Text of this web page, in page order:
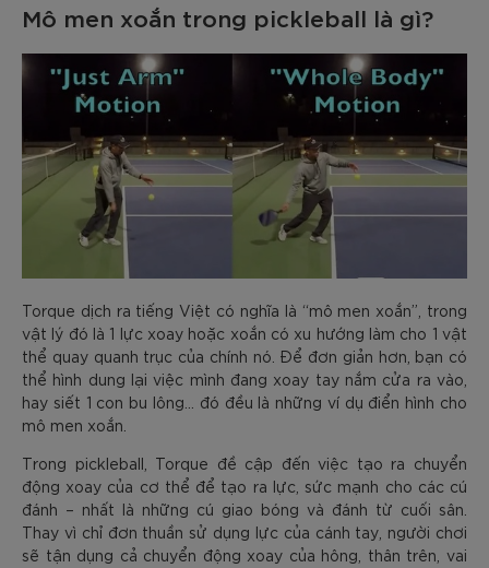
Mô men xoắn trong pickleball là gì?
Torque dịch ra tiếng Việt có nghĩa là “mô men xoắn”, trong
vật lý đó là 1 lực xoay hoặc xoắn có xu hướng làm cho 1 vật
thể quay quanh trục của chính nó. Để đơn giản hơn, bạn có
thể hình dung lại việc mình đang xoay tay nắm cửa ra vào,
hay siết 1 con bu lông… đó đều là những ví dụ điển hình cho
mô men xoắn.
Trong pickleball, Torque đề cập đến việc tạo ra chuyển
động xoay của cơ thể để tạo ra lực, sức mạnh cho các cú
đánh – nhất là những cú giao bóng và đánh từ cuối sân.
Thay vì chỉ đơn thuần sử dụng lực của cánh tay, người chơi
sẽ tận dụng cả chuyển động xoay của hông, thân trên, vai